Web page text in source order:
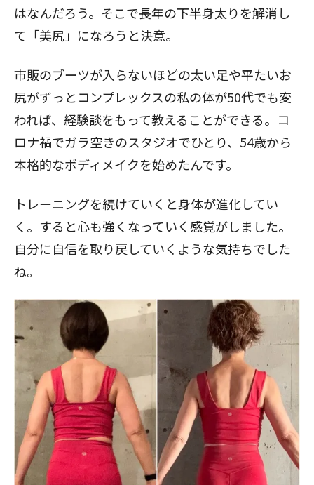
はなんだろう。そこで長年の下半身太りを解消し
て「美尻」になろうと決意。
市販のブーツが入らないほどの太い足や平たいお
尻がずっとコンプレックスの私の体が50代でも変
われば、経験談をもって教えることができる。コ
ロナ禍でガラ空きのスタジオでひとり、54歳から
本格的なボディメイクを始めたんです。
トレーニングを続けていくと身体が進化してい
く。すると心も強くなっていく感覚がしました。
自分に自信を取り戻していくような気持ちでした
ね。